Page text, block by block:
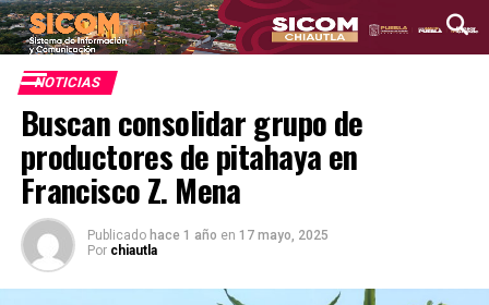
NOTICIAS
Buscan consolidar grupo de
productores de pitahaya en
Francisco Z. Mena
Publicado hace 1 año en 17 mayo, 2025
Por chiautla